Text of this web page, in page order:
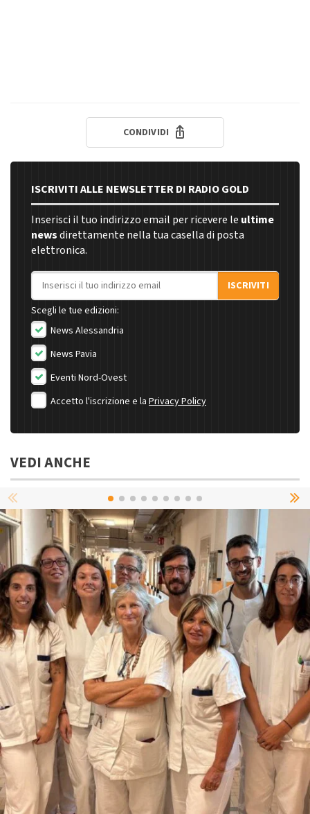
CONDIVIDI
ISCRIVITI ALLE NEWSLETTER DI RADIO GOLD
Inserisci il tuo indirizzo email per ricevere le ultime
newsdirettamente nella tua casella di posta
elettronica.
Indirizzo email
ISCRIVITI
Scegli le tue edizioni:
News Alessandria
News Pavia
Eventi Nord-Ovest
Accetto l'iscrizione e la Privacy Policy
VEDI ANCHE